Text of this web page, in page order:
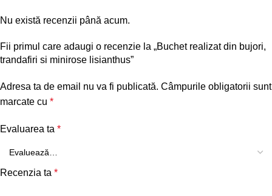
Nu există recenzii până acum.
Fii primul care adaugi o recenzie la „Buchet realizat din bujori,
trandafiri si minirose lisianthus”
Adresa ta de email nu va fi publicată. Câmpurile obligatorii sunt
marcate cu *
Evaluarea ta *
Recenzia ta *